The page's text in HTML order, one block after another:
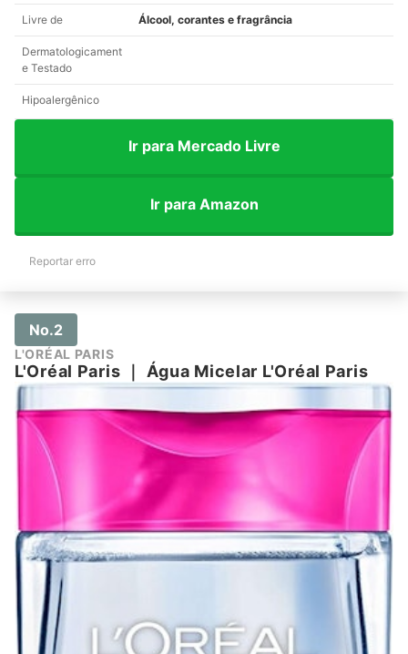
Livre de Álcool, corantes e fragrância
Dermatologicament
e Testado
Hipoalergênico
Ir para Mercado Livre
Ir para Amazon
Reportar erro
No.2
L'ORÉAL PARIS
L'Oréal Paris ｜ Água Micelar L'Oréal Paris